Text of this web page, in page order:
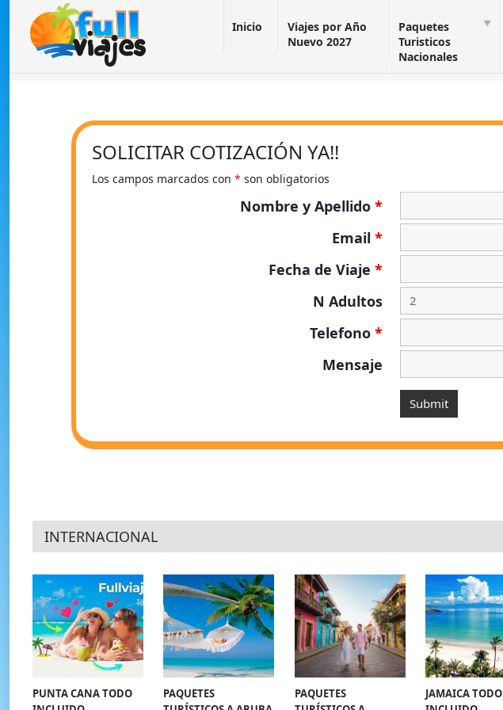
Inicio
Viajes por Año
Nuevo 2027
Paquetes
Turisticos
Nacionales
SOLICITAR COTIZACIÓN YA!!
Los campos marcados con * son obligatorios
Nombre y Apellido*
Email*
Fecha de Viaje*
N Adultos
Telefono*
Mensaje
INTERNACIONAL
PUNTA CANA TODO
PAQUETES
PAQUETES
JAMAICA TODO